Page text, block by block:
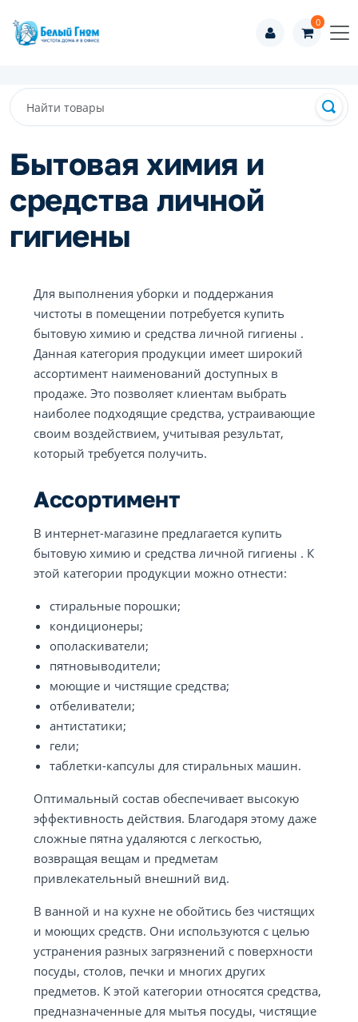
0
Бытовая химия и
средства личной
гигиены
Для выполнения уборки и поддержания
чистоты в помещении потребуется купить
бытовую химию и средства личной гигиены .
Данная категория продукции имеет широкий
ассортимент наименований доступных в
продаже. Это позволяет клиентам выбрать
наиболее подходящие средства, устраивающие
своим воздействием, учитывая результат,
который требуется получить.
Ассортимент
В интернет-магазине предлагается купить
бытовую химию и средства личной гигиены . К
этой категории продукции можно отнести:
стиральные порошки;
кондиционеры;
ополаскиватели;
пятновыводители;
моющие и чистящие средства;
отбеливатели;
антистатики;
гели;
таблетки-капсулы для стиральных машин.
Оптимальный состав обеспечивает высокую
эффективность действия. Благодаря этому даже
сложные пятна удаляются с легкостью,
возвращая вещам и предметам
привлекательный внешний вид.
В ванной и на кухне не обойтись без чистящих
и моющих средств. Они используются с целью
устранения разных загрязнений с поверхности
посуды, столов, печки и многих других
предметов. К этой категории относятся средства,
предназначенные для мытья посуды, чистящие